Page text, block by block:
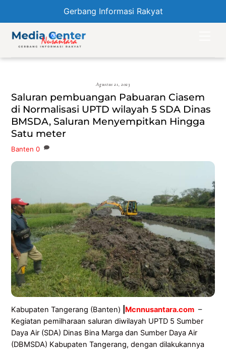
Gerbang Informasi Rakyat
content
Agustus 21, 2023
Saluran pembuangan Pabuaran Ciasem
di Normalisasi UPTD wilayah 5 SDA Dinas
BMSDA, Saluran Menyempitkan Hingga
Satu meter
Banten 0
Kabupaten Tangerang (Banten) Mcnnusantara.com –
Kegiatan pemilharaan saluran diwilayah UPTD 5 Sumber
Daya Air (SDA) Dinas Bina Marga dan Sumber Daya Air
(DBMSDA) Kabupaten Tangerang, dengan dilakukannya